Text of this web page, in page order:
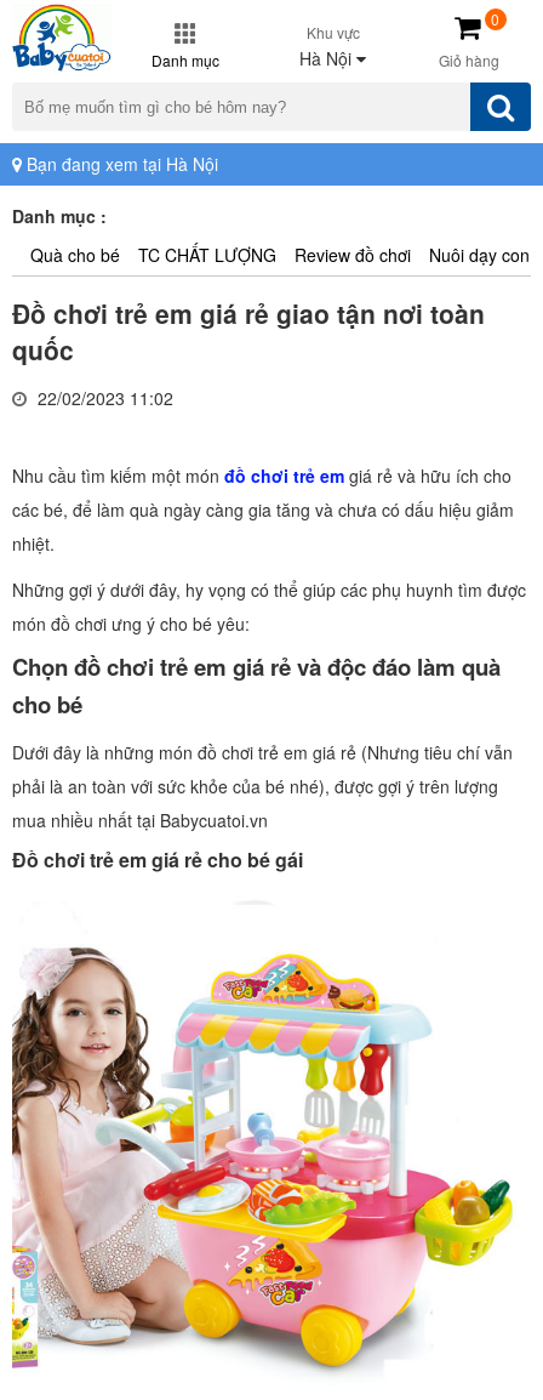
Danh mục
Khu vực
Hà Nội Giỏ hàng
0
Bạn đang xem tại Hà Nội
Danh mục :
Quà cho bé
TC CHẤT LƯỢNG Review đồ chơi Nuôi dạy con
Đồ chơi trẻ em giá rẻ giao tận nơi toàn
quốc
22/02/2023 11:02
Nhu cầu tìm kiếm một món đồ chơi trẻ em giá rẻ và hữu ích cho
các bé, để làm quà ngày càng gia tăng và chưa có dấu hiệu giảm
nhiệt.
Những gợi ý dưới đây, hy vọng có thể giúp các phụ huynh tìm được
món đồ chơi ưng ý cho bé yêu:
Chọn đồ chơi trẻ em giá rẻ và độc đáo làm quà
cho bé
Dưới đây là những món đồ chơi trẻ em giá rẻ (Nhưng tiêu chí vẫn
phải là an toàn với sức khỏe của bé nhé), được gợi ý trên lượng
mua nhiều nhất tại Babycuatoi.vn
Đồ chơi trẻ em giá rẻ cho bé gái